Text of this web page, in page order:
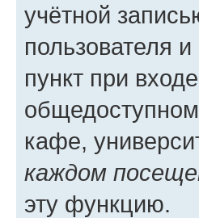
учётной
пользователя
пункт при
кафе,
каждом
эту функцию.